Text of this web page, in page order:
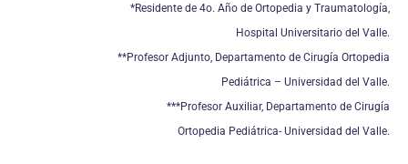
*Residente de 4o. Año de Ortopedia y Traumatología,
Hospital Universitario del Valle.
**Profesor Adjunto, Departamento de Cirugía Ortopedia
Pediátrica – Universidad del Valle.
***Profesor Auxiliar, Departamento de Cirugía
Ortopedia Pediátrica- Universidad del Valle.